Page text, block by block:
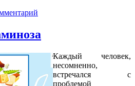
Каждый человек,
несомненно,
встречался с
проблемой